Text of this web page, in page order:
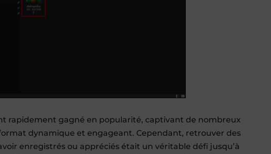
rapidement gagné en popularité, captivant de nombreux
dynamique et engageant. Cependant, retrouver des
enregistrés ou appréciés était un véritable défi jusqu’à